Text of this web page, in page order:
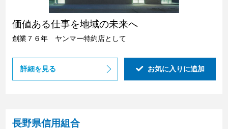
価値ある仕事を地域の未来へ
創業７６年 ヤンマー特約店として
詳細を見る お気に入りに追加
長野県信用組合